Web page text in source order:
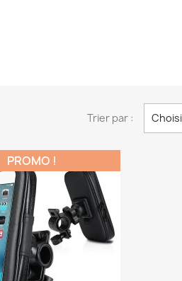
Trier par :
PROMO !